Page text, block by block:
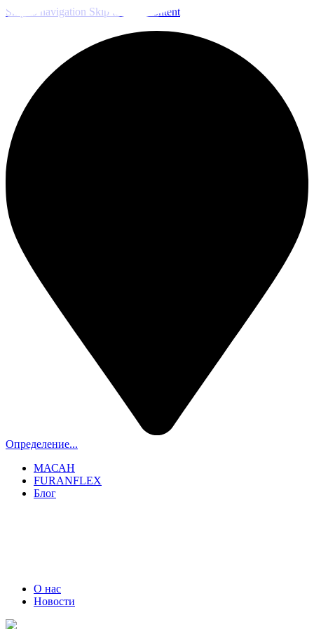
Skip to navigation Skip to main content
Определение...
МАСАН
FURANFLEX
Блог
О нас
Новости